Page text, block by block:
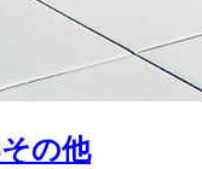
その他